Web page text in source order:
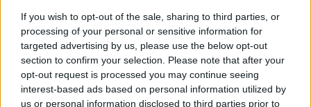
If you wish to opt-out of the sale, sharing to third parties, or
processing of your personal or sensitive information for
targeted advertising by us, please use the below opt-out
section to confirm your selection. Please note that after your
opt-out request is processed you may continue seeing
interest-based ads based on personal information utilized by
us or personal information disclosed to third parties prior to